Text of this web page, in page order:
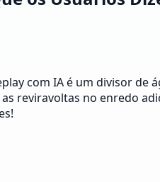
com IA é um divisor
reviravoltas no enredo